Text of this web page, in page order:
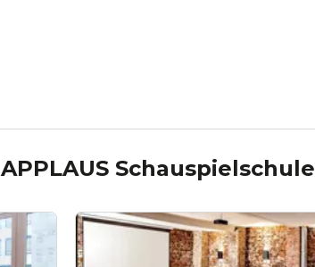
APPLAUS Schauspielschule